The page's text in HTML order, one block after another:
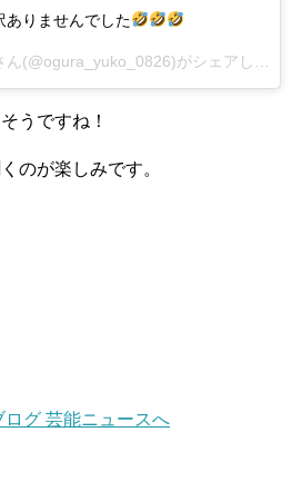
ありませんでした
ん(@ogura_yuko_0826)がシェアした投稿 –
うですね！
のが楽しみです。